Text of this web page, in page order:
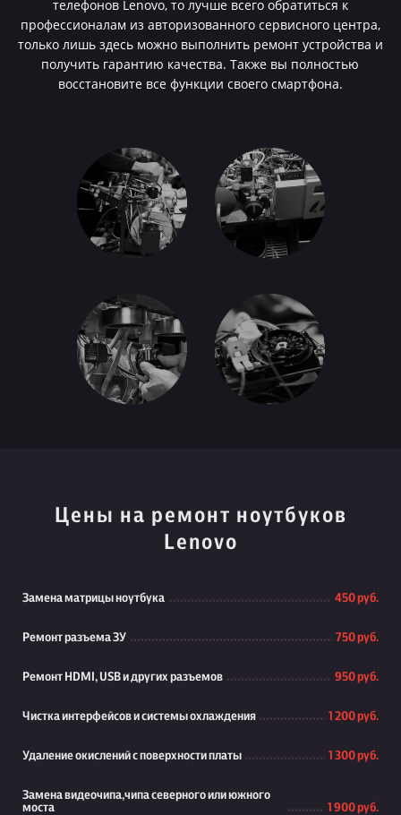
телефонов Lenovo, то лучше всего обратиться к
профессионалам из авторизованного сервисного центра,
только лишь здесь можно выполнить ремонт устройства и
получить гарантию качества. Также вы полностью
восстановите все функции своего смартфона.
Цены на ремонт ноутбуков
Lenovo
Замена матрицы ноутбука 450 руб.
Ремонт разъема ЗУ 750 руб.
Ремонт HDMI, USB и других разъемов 950 руб.
Чистка интерфейсов и системы охлаждения 1 200 руб.
Удаление окислений с поверхности платы 1 300 руб.
Замена видеочипа,чипа северного или южного
моста
1 900 руб.